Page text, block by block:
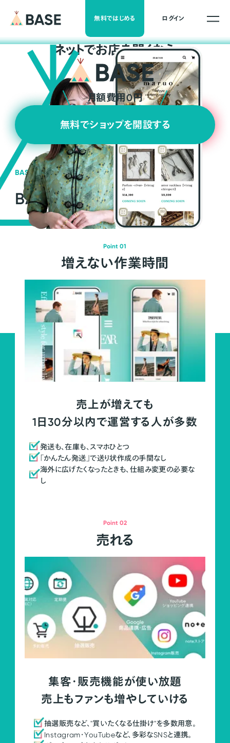
無料ではじめる ログイン
ネットでお店を開くなら
月額費用0円
無料でショップを開設する
BASEの強み
BASEが強い3つの理由
Point 01
増えない作業時間
売上が増えても
1日30分以内で運営する人が多数
発送も、在庫も、スマホひとつ
「かんたん発送」で送り状作成の手間なし
海外に広げたくなったときも、仕組み変更の必要な
し
Point 02
売れる
集客・販売機能が使い放題
売上もファンも増やしていける
抽選販売など、"買いたくなる仕掛け"を多数用意。
Instagram・YouTubeなど、多彩なSNSと連携。